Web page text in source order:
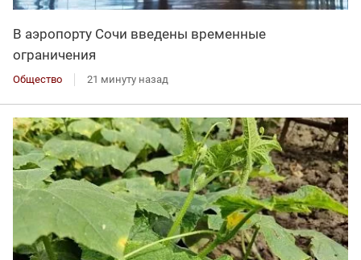
В аэропорту Сочи введены временные
ограничения
Общество 21 минуту назад